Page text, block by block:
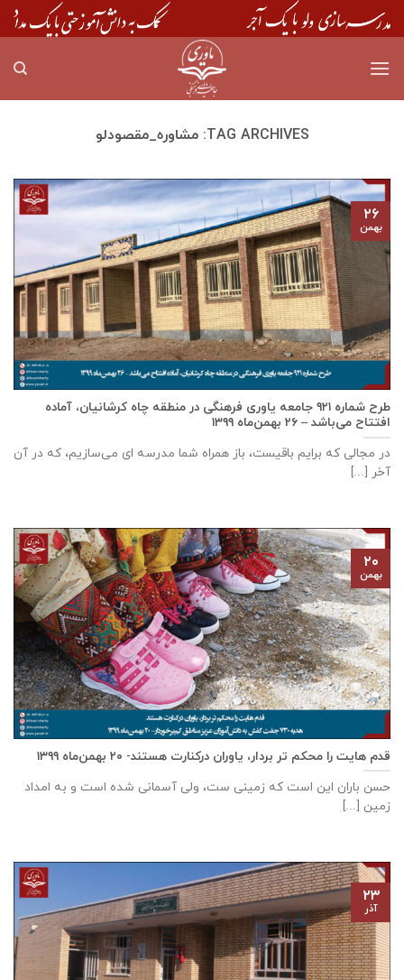
Skip
to
TAG ARCHIVES: مشاوره_مقصودلو
طرح شماره ۹۲۱ جامعه ياوری فرهنگی در منطقه چاه کرشانیان، آماده
افتتاح می‌باشد – ۲۶ بهمن‌ماه ۱۳۹۹
در مجالی که برایم باقیست، باز همراه شما مدرسه ای می‌سازیم، که در آن
آخر [...]
۲۶
بهمن
قدم هایت را محکم تر بردار، یاوران درکنارت هستند- ۲۰ بهمن‌ماه ۱۳۹۹
حسن باران این است که زمینی ست، ولی آسمانی شده است و به امداد
زمین [...]
۲۰
بهمن
۲۳
آذر